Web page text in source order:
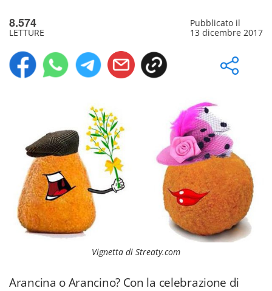
8.574
LETTURE
Pubblicato il
13 dicembre 2017
Vignetta di Streaty.com
Arancina o Arancino? Con la celebrazione di